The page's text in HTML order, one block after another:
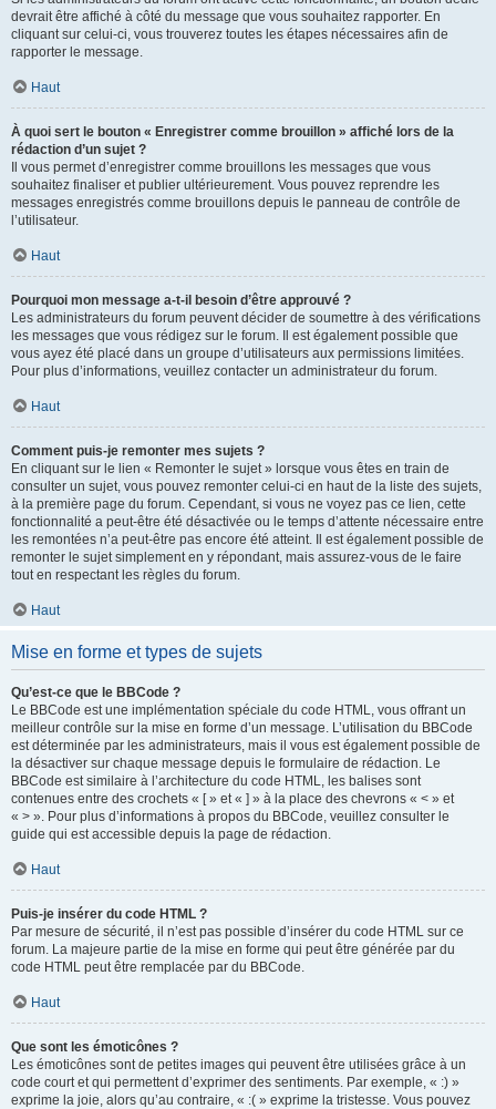
devrait être affiché à côté du message que vous souhaitez rapporter. En
cliquant sur celui-ci, vous trouverez toutes les étapes nécessaires afin de
rapporter le message.
Haut
À quoi sert le bouton « Enregistrer comme brouillon » affiché lors de la
rédaction d’un sujet ?
Il vous permet d’enregistrer comme brouillons les messages que vous
souhaitez finaliser et publier ultérieurement. Vous pouvez reprendre les
messages enregistrés comme brouillons depuis le panneau de contrôle de
l’utilisateur.
Haut
Pourquoi mon message a-t-il besoin d’être approuvé ?
Les administrateurs du forum peuvent décider de soumettre à des vérifications
les messages que vous rédigez sur le forum. Il est également possible que
vous ayez été placé dans un groupe d’utilisateurs aux permissions limitées.
Pour plus d’informations, veuillez contacter un administrateur du forum.
Haut
Comment puis-je remonter mes sujets ?
En cliquant sur le lien « Remonter le sujet » lorsque vous êtes en train de
consulter un sujet, vous pouvez remonter celui-ci en haut de la liste des sujets,
à la première page du forum. Cependant, si vous ne voyez pas ce lien, cette
fonctionnalité a peut-être été désactivée ou le temps d’attente nécessaire entre
les remontées n’a peut-être pas encore été atteint. Il est également possible de
remonter le sujet simplement en y répondant, mais assurez-vous de le faire
tout en respectant les règles du forum.
Haut
Mise en forme et types de sujets
Qu’est-ce que le BBCode ?
Le BBCode est une implémentation spéciale du code HTML, vous offrant un
meilleur contrôle sur la mise en forme d’un message. L’utilisation du BBCode
est déterminée par les administrateurs, mais il vous est également possible de
la désactiver sur chaque message depuis le formulaire de rédaction. Le
BBCode est similaire à l’architecture du code HTML, les balises sont
contenues entre des crochets « [ » et « ] » à la place des chevrons « < » et
« > ». Pour plus d’informations à propos du BBCode, veuillez consulter le
guide qui est accessible depuis la page de rédaction.
Haut
Puis-je insérer du code HTML ?
Par mesure de sécurité, il n’est pas possible d’insérer du code HTML sur ce
forum. La majeure partie de la mise en forme qui peut être générée par du
code HTML peut être remplacée par du BBCode.
Haut
Que sont les émoticônes ?
Les émoticônes sont de petites images qui peuvent être utilisées grâce à un
code court et qui permettent d’exprimer des sentiments. Par exemple, « :) »
exprime la joie, alors qu’au contraire, « :( » exprime la tristesse. Vous pouvez